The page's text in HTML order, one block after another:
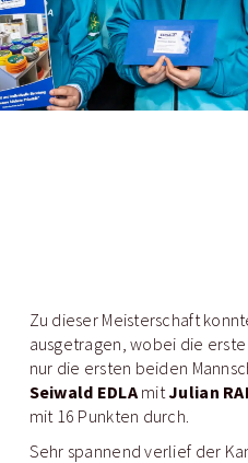
Zu dieser Meisterschaft
ausgetragen, wobei die
nur die ersten beiden
Seiwald EDLAmitJulian
mit 16 Punkten durch.
Sehr spannend verlief der